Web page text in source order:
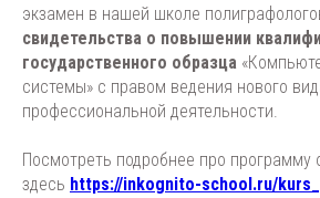
экзамен в нашей школе
свидетельства о повышении
государственного образца
системы» с правом ведения нового
профессиональной деятельности.
Посмотреть подробнее про
здесь https://inkognito-school.ru/